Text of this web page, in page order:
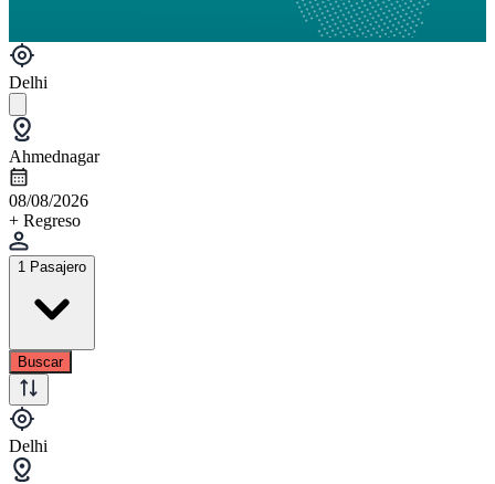
Delhi
Ahmednagar
08/08/2026
+ Regreso
1 Pasajero
Buscar
Delhi